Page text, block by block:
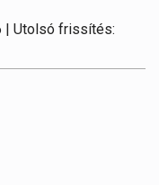
| Utolsó frissítés: